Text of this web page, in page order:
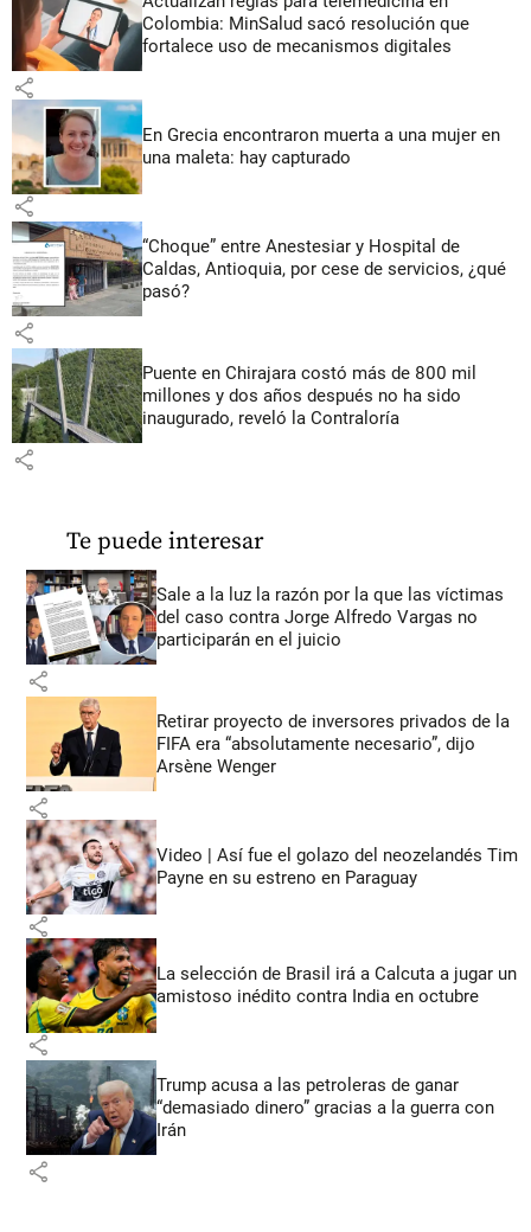
Colombia: MinSalud sacó resolución que
fortalece uso de mecanismos digitales
share
En Grecia encontraron muerta a una mujer en
una maleta: hay capturado
share
“Choque” entre Anestesiar y Hospital de
Caldas, Antioquia, por cese de servicios, ¿qué
pasó?
share
Puente en Chirajara costó más de 800 mil
millones y dos años después no ha sido
inaugurado, reveló la Contraloría
share
Te puede interesar
Sale a la luz la razón por la que las víctimas
del caso contra Jorge Alfredo Vargas no
participarán en el juicio
share
Retirar proyecto de inversores privados de la
FIFA era “absolutamente necesario”, dijo
Arsène Wenger
share
Video | Así fue el golazo del neozelandés Tim
Payne en su estreno en Paraguay
share
La selección de Brasil irá a Calcuta a jugar un
amistoso inédito contra India en octubre
share
Trump acusa a las petroleras de ganar
“demasiado dinero” gracias a la guerra con
Irán
share